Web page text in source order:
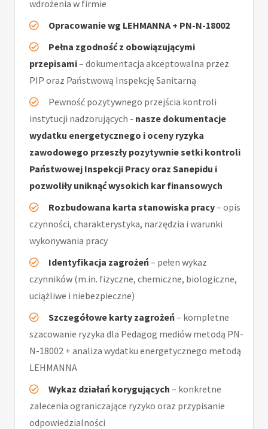
wdrożenia w firmie
Opracowanie wg LEHMANNA + PN-N-18002
Pełna zgodność z obowiązującymi
przepisami– dokumentacja akceptowalna przez
PIP oraz Państwową Inspekcję Sanitarną
Pewność pozytywnego przejścia kontroli
instytucji nadzorujących - nasze dokumentacje
wydatku energetycznego i oceny ryzyka
zawodowego przeszły pozytywnie setki kontroli
Państwowej Inspekcji Pracy oraz Sanepidu i
pozwoliły uniknąć wysokich kar finansowych
Rozbudowana karta stanowiska pracy– opis
czynności, charakterystyka, narzędzia i warunki
wykonywania pracy
Identyfikacja zagrożeń– pełen wykaz
czynników (m.in. fizyczne, chemiczne, biologiczne,
uciążliwe i niebezpieczne)
Szczegółowe karty zagrożeń– kompletne
szacowanie ryzyka dla Pedagog mediów metodą PN-
N-18002 + analiza wydatku energetycznego metodą
LEHMANNA
Wykaz działań korygujących – konkretne
zalecenia ograniczające ryzyko oraz przypisanie
odpowiedzialności